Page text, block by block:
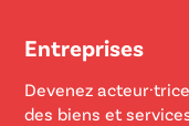
Entreprises
Devenez
des biens et